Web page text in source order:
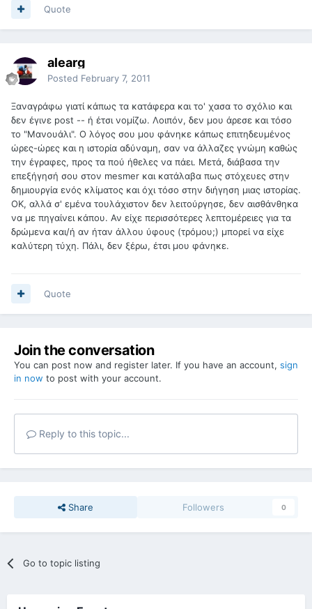
Quote
alearg
Posted February 7, 2011
Ξαναγράφω γιατί κάπως τα κατάφερα και το' χασα το σχόλιο και
δεν έγινε post -- ή έτσι νομίζω. Λοιπόν, δεν μου άρεσε και τόσο
το "Μανουάλι". Ο λόγος σου μου φάνηκε κάπως επιτηδευμένος
ώρες-ώρες και η ιστορία αδύναμη, σαν να άλλαζες γνώμη καθώς
την έγραφες, προς τα πού ήθελες να πάει. Μετά, διάβασα την
επεξήγησή σου στον mesmer και κατάλαβα πως στόχευες στην
δημιουργία ενός κλίματος και όχι τόσο στην διήγηση μιας ιστορίας.
ΟΚ, αλλά σ' εμένα τουλάχιστον δεν λειτούργησε, δεν αισθάνθηκα
να με πηγαίνει κάπου. Αν είχε περισσότερες λεπτομέρειες για τα
δρώμενα και/ή αν ήταν άλλου ύφους (τρόμου;) μπορεί να είχε
καλύτερη τύχη. Πάλι, δεν ξέρω, έτσι μου φάνηκε.
Quote
Join the conversation
You can post now and register later. If you have an account, sign
in now to post with your account.
Reply to this topic...
Share Followers 0
Go to topic listing